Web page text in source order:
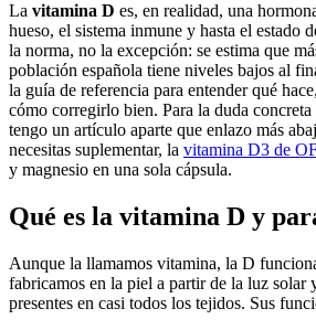
La vitamina D es, en realidad, una
hueso, el sistema inmune y hasta el estado
la norma, no la excepción: se estima que
población española tiene niveles bajos al
la guía de referencia para entender qué
cómo corregirlo bien. Para la duda concreta
tengo un artículo aparte que enlazo más
necesitas suplementar, la vitamina D3 de
y magnesio en una sola cápsula.
Qué es la vitamina D y
Aunque la llamamos vitamina, la D
fabricamos en la piel a partir de la luz solar
presentes en casi todos los tejidos. Sus